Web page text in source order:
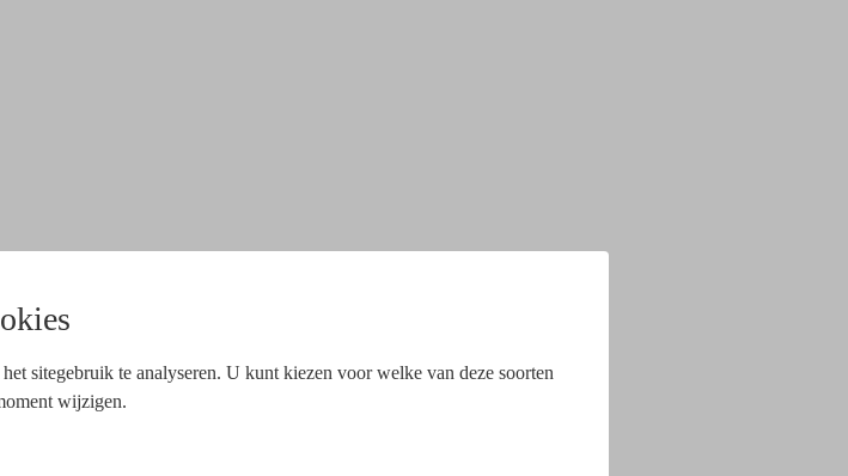
sitegebruik te analyseren. U kunt kiezen voor welke van deze soorten
wijzigen.